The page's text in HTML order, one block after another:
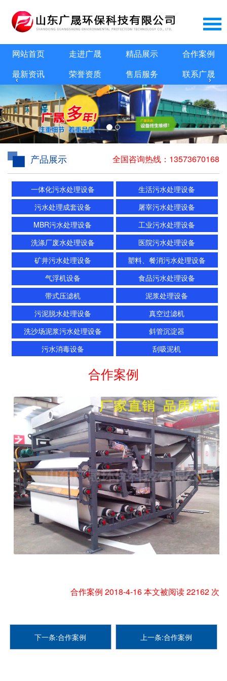
网站首页 走进广晟 精品展示 合作案例
最新资讯 荣誉资质 售后服务 联系广晟
‹ ›
全国咨询热线： 13573670168
产品展示
一体化污水处理设备
生活污水处理设备
污水处理成套设备
屠宰污水处理设备
MBR污水处理设备
工业污水处理设备
洗涤厂废水处理设备
医院污水处理设备
矿井污水处理设备
塑料、餐消污水处理设备
气浮机设备
食品污水处理设备
带式压滤机
泥浆处理设备
污泥脱水处理设备
真空过滤机
洗沙场泥浆污水处理设备
斜管沉淀器
污水消毒设备
刮吸泥机
合作案例
合作案例 2018-4-16 本文被阅读 22162 次
下一条:合作案例 上一条:合作案例